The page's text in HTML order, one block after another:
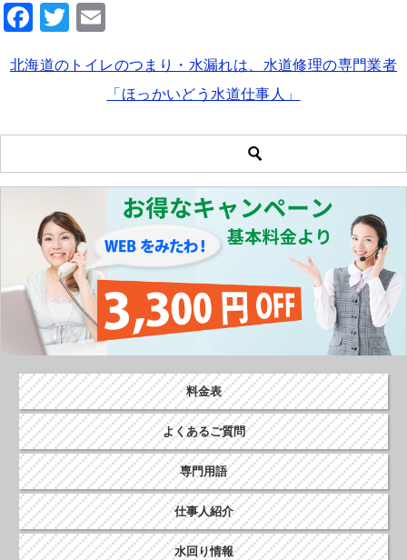
F
c
b
o
o
k
T
tt ai
l
北海道のトイレのつまり・水漏れは、水道修理の専門業者
「ほっかいどう水道仕事人」
料金表
よくあるご質問
専門用語
仕事人紹介
水回り情報